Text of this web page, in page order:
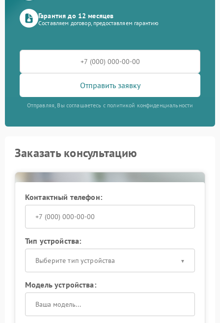
Гарантия до 12 месяцев
Составляем договор, предоставляем гарантию
Отправить заявку
Отправляя, Вы соглашаетесь с политикой конфиденциальности
Заказать консультацию
Контактный телефон:
Тип устройства:
Выберите тип устройства
Модель устройства: